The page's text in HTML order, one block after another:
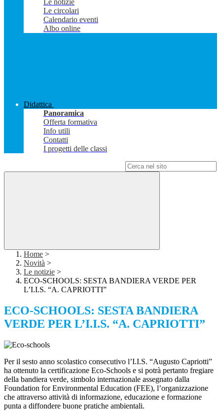
Le notizie
Le circolari
Calendario eventi
Albo online
Didattica
Panoramica
Offerta formativa
Info utili
Contatti
I progetti delle classi
Home >
Novità >
Le notizie >
ECO-SCHOOLS: SESTA BANDIERA VERDE PER
L’I.I.S. “A. CAPRIOTTI”
ECO-SCHOOLS: SESTA BANDIERA
VERDE PER L’I.I.S. “A. CAPRIOTTI”
Per il sesto anno scolastico consecutivo l’I.I.S. “Augusto Capriotti”
ha ottenuto la certificazione Eco-Schools e si potrà pertanto fregiare
della bandiera verde, simbolo internazionale assegnato dalla
Foundation for Environmental Education (FEE), l’organizzazione
che attraverso attività di informazione, educazione e formazione
punta a diffondere buone pratiche ambientali.